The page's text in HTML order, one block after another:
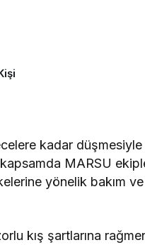
kadar
MARSU
yönelik bakım ve
kış şartlarına